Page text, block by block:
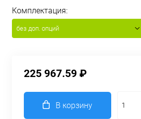
Комплектация:
без доп. опций
225 967.59 ₽
В корзину